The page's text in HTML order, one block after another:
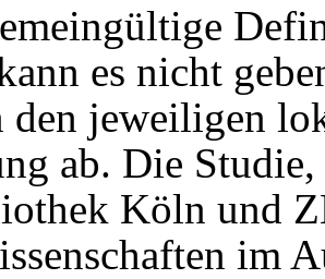
es nicht
den jeweiligen
ab. Die
Köln und
im